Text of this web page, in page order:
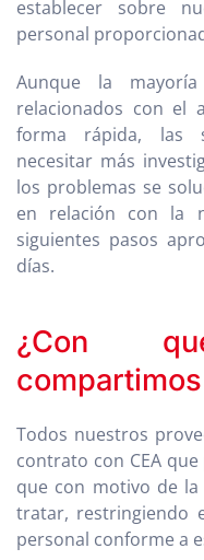
establecer sobre
personal
Aunque la
relacionados con el
forma rápida, las
necesitar más
los problemas se
en relación con la
siguientes pasos
días.
¿Con
Todos nuestros
contrato con CEA
que con motivo de
tratar, restringiendo
personal conforme a